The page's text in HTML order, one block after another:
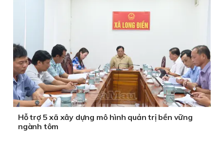
Hỗ trợ 5 xã xây dựng mô hình quản trị bền vững
ngành tôm